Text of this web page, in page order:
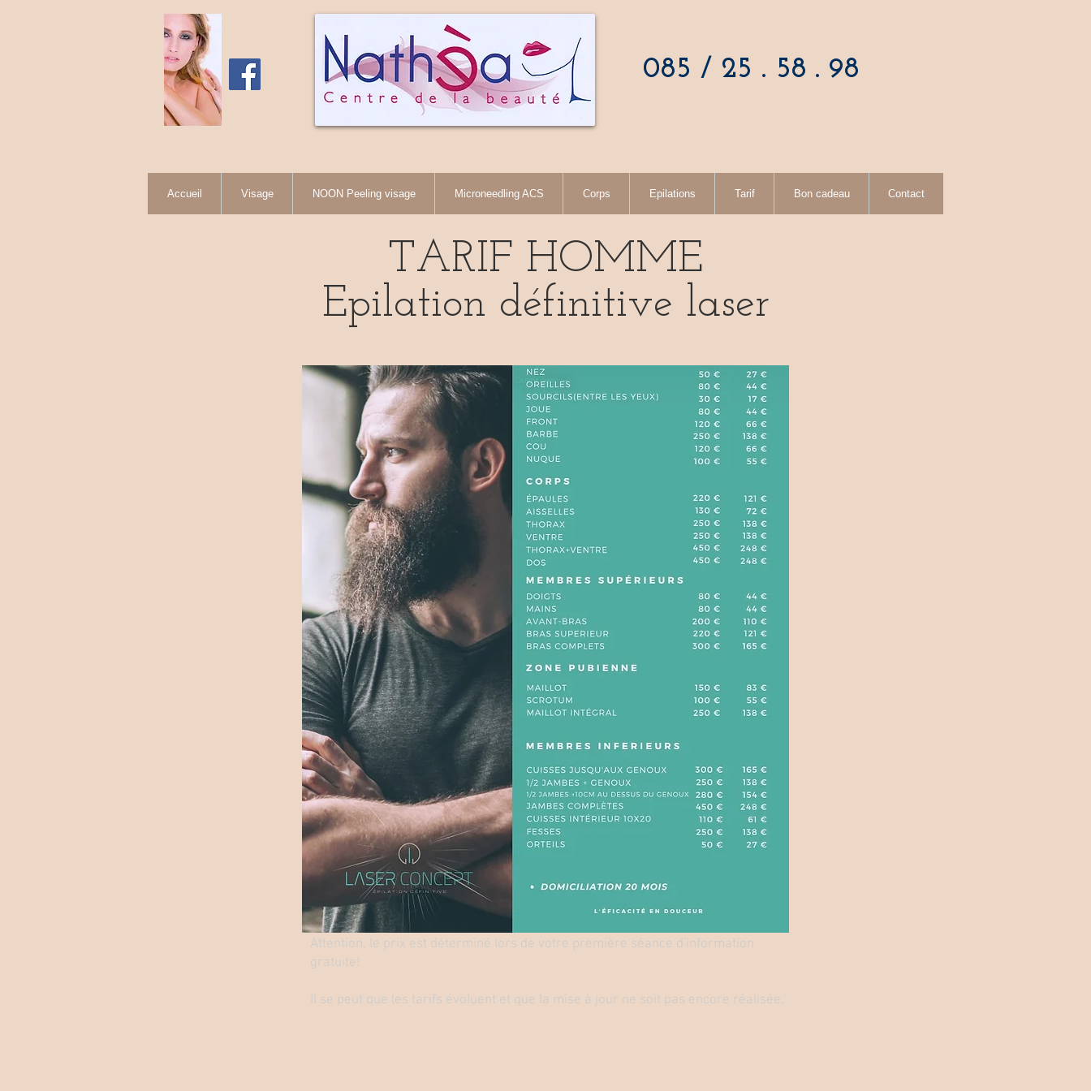
085 / 25 . 58 . 98
Accueil Visage NOON Peeling visage Microneedling ACS Corps Epilations Tarif Bon cadeau Contact
TARIF HOMME
Epilation définitive laser
Attention, le prix est déterminé lors de votre première séance d'information
gratuite!
Il se peut que les tarifs évoluent et que la mise à jour ne soit pas encore réalisée.